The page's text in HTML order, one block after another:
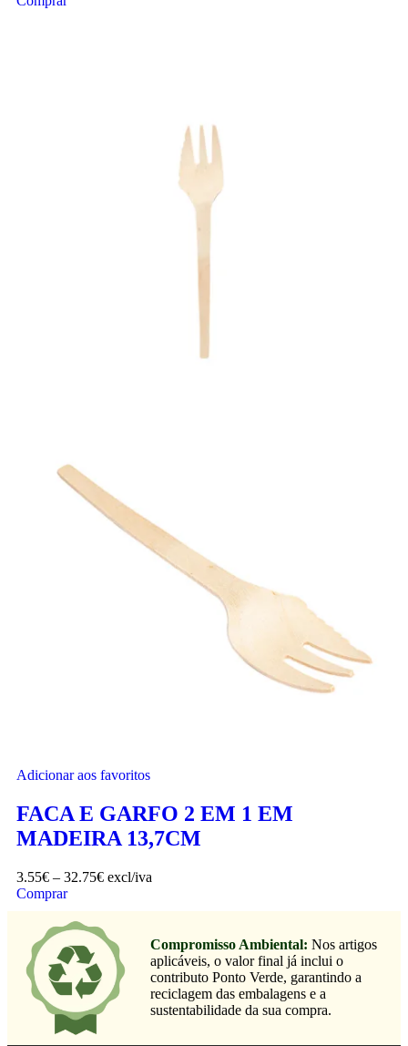
Adicionar aos favoritos
FACA E GARFO 2 EM 1 EM
MADEIRA 13,7CM
3.55€ – 32.75€ excl/iva
Comprar
Compromisso Ambiental: Nos artigos
aplicáveis, o valor final já inclui o
contributo Ponto Verde, garantindo a
reciclagem das embalagens e a
sustentabilidade da sua compra.